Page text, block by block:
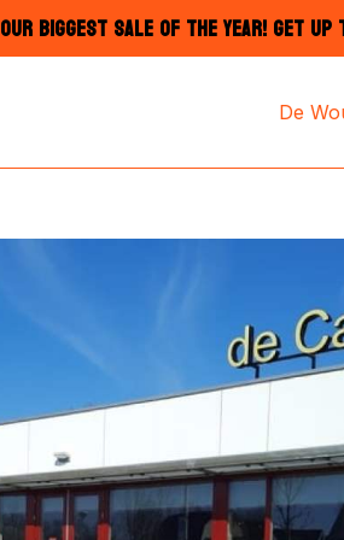
BIGGEST SALE OF THE YEAR! GET
De